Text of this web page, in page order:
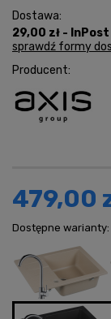
Dostawa:
29,00 zł -
Cena nie
sprawdź formy
Producent:
479,00
Dostępne warianty: